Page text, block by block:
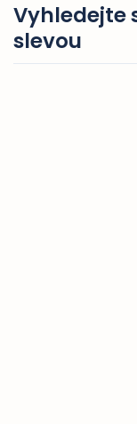
Vyhledejte
slevou